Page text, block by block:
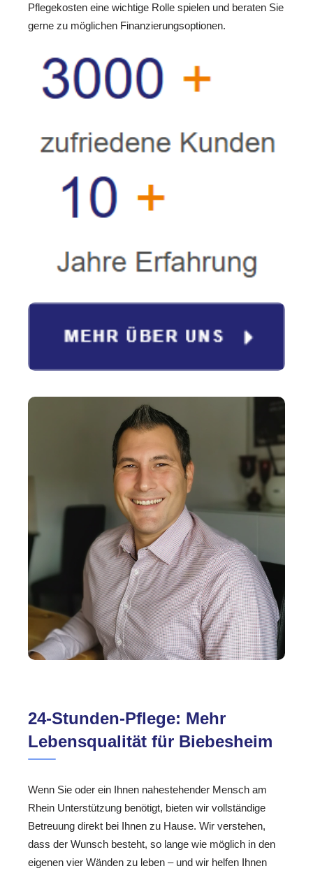
Pflegekosten eine wichtige Rolle spielen und beraten Sie
gerne zu möglichen Finanzierungsoptionen.
24-Stunden-Pflege: Mehr
Lebensqualität für Biebesheim
Wenn Sie oder ein Ihnen nahestehender Mensch am
Rhein Unterstützung benötigt, bieten wir vollständige
Betreuung direkt bei Ihnen zu Hause. Wir verstehen,
dass der Wunsch besteht, so lange wie möglich in den
eigenen vier Wänden zu leben – und wir helfen Ihnen